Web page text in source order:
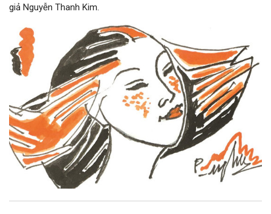
giả Nguyễn Thanh Kim.